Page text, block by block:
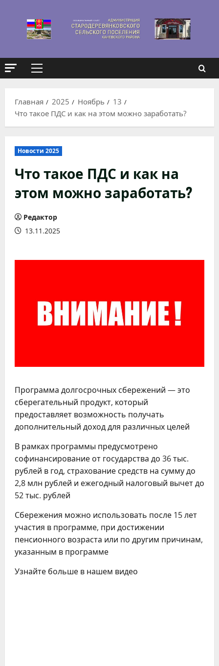
содержимому
Основное
Главная
2025 Ноябрь
13
Что такое ПДС и как на этом можно заработать?
Новости 2025
Что такое ПДС и как на
этом можно заработать?
Редактор
13.11.2025
Программа долгосрочных сбережений — это
сберегательный продукт, который
предоставляет возможность получать
дополнительный доход для различных целей
В рамках программы предусмотрено
софинансирование от государства до 36 тыс.
рублей в год, страхование средств на сумму до
2,8 млн рублей и ежегодный налоговый вычет до
52 тыс. рублей
Сбережения можно использовать после 15 лет
участия в программе, при достижении
пенсионного возраста или по другим причинам,
указанным в программе
Узнайте больше в нашем видео